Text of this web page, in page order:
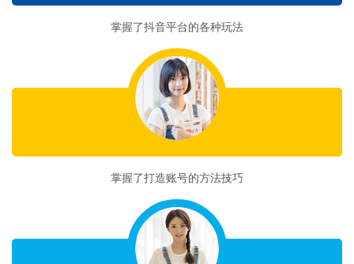
掌握了抖音平台的各种玩法
收获二
掌握了打造账号的方法技巧